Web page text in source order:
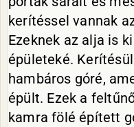
kerítéssel vannak
Ezeknek az alja is
épületeké.
hambáros góré,
épült. Ezek a
kamra fölé épített